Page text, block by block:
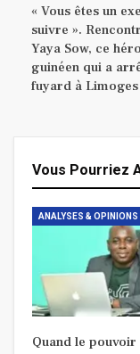
« Vous êtes un
suivre ».
Yaya Sow, ce
guinéen qui a
fuyard à Limoges
Vous Pourriez
ANALYSES & OPINIONS
Quand le